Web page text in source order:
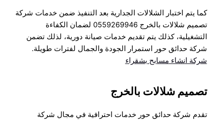
كما يتم اختبار الشلالات الجدارية بعد التنفيذ ضمن خدمات شركة
تصميم شلالات بالخرج 0559269946 لضمان الكفاءة
التشغيلية، كذلك يتم تقديم خدمات صيانة دورية، لذلك تضمن
شركة حدائق حور استمرار الجودة والجمال لفترات طويلة.
شركة انشاء مسابح بشقراء
تصميم شلالات بالخرج
تقدم شركة حدائق حور خدمات احترافية في مجال شركة